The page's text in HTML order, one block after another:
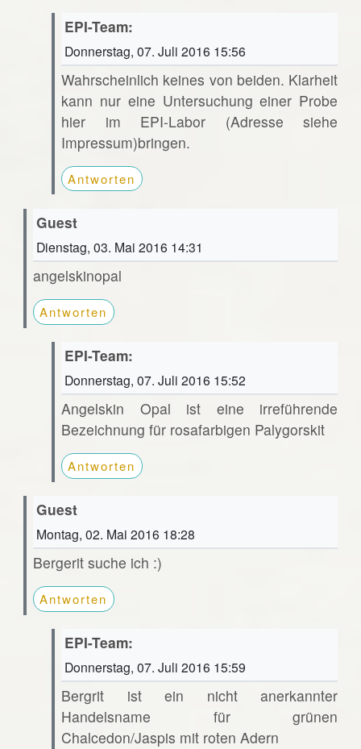
EPI-Team:
Donnerstag, 07. Juli 2016 15:56
Wahrscheinlich keines von beiden. Klarheit
kann nur eine Untersuchung einer Probe
hier im EPI-Labor (Adresse siehe
Impressum)bringen.
Antworten
Guest
Dienstag, 03. Mai 2016 14:31
angelskinopal
Antworten
EPI-Team:
Donnerstag, 07. Juli 2016 15:52
Angelskin Opal ist eine irreführende
Bezeichnung für rosafarbigen Palygorskit
Antworten
Guest
Montag, 02. Mai 2016 18:28
Bergerit suche ich :)
Antworten
EPI-Team:
Donnerstag, 07. Juli 2016 15:59
Bergrit ist ein nicht anerkannter
Handelsname für grünen
Chalcedon/Jaspis mit roten Adern